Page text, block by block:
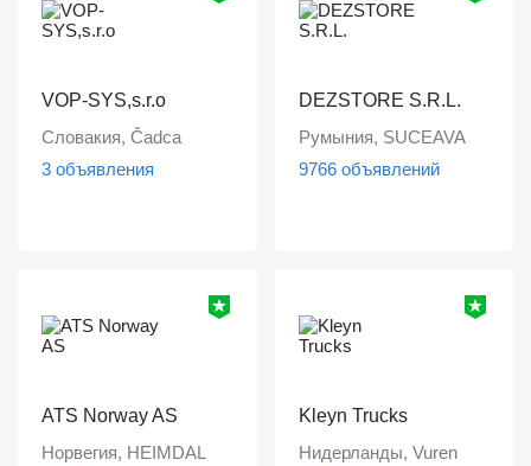
VOP-SYS,s.r.o
Словакия, Čadca
3 объявления
DEZSTORE S.R.L.
Румыния, SUCEAVA
9766 объявлений
ATS Norway AS
Норвегия, HEIMDAL
Kleyn Trucks
Нидерланды, Vuren